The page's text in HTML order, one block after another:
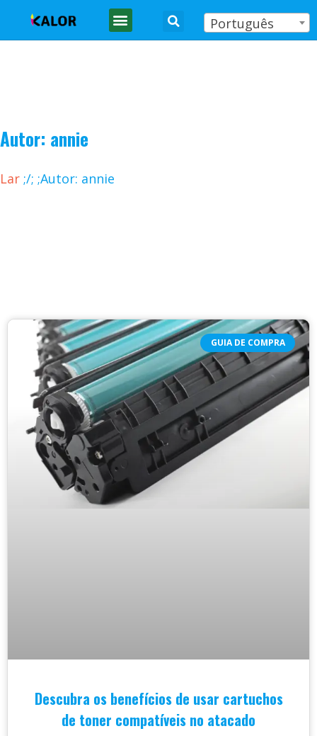
Português
Autor: annie
Lar ;/; ;Autor: annie
GUIA DE COMPRA
Descubra os benefícios de usar cartuchos
de toner compatíveis no atacado